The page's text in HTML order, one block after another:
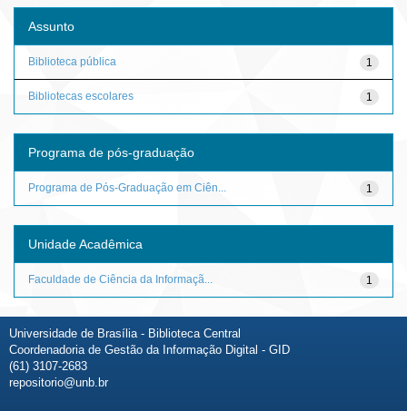
Assunto
1
Biblioteca pública
1
Bibliotecas escolares
Programa de pós-graduação
1
Programa de Pós-Graduação em Ciên...
Unidade Acadêmica
1
Faculdade de Ciência da Informaçã...
Universidade de Brasília - Biblioteca Central
Coordenadoria de Gestão da Informação Digital - GID
(61) 3107-2683
repositorio@unb.br